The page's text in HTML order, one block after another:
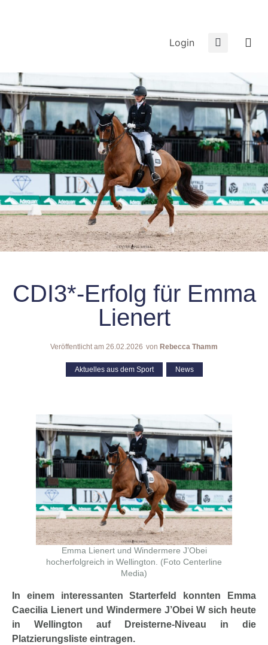
Login
CDI3*-Erfolg für Emma
Lienert
Veröffentlicht am 26.02.2026 von Rebecca Thamm
Aktuelles aus dem Sport News
Emma Lienert und Windermere J’Obei
hocherfolgreich in Wellington. (Foto Centerline
Media)
In einem interessanten Starterfeld konnten Emma
Caecilia Lienert und Windermere J’Obei W sich heute
in Wellington auf Dreisterne-Niveau in die
Platzierungsliste eintragen.